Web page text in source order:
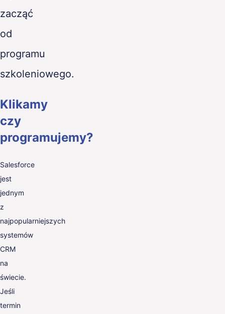
zacząć
od
programu
szkoleniowego.
Klikamy
czy
programujemy?
Salesforce
jest
jednym
z
najpopularniejszych
systemów
CRM
na
świecie.
Jeśli
termin